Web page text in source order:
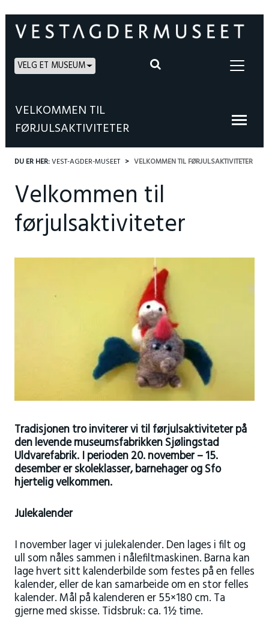
VELG ET MUSEUM
VELKOMMEN TIL
FØRJULSAKTIVITETER
DU ER HER:VEST-AGDER-MUSEET VELKOMMEN TIL FØRJULSAKTIVITETER
Velkommen til
førjulsaktiviteter
Tradisjonen tro inviterer vi til førjulsaktiviteter på
den levende museumsfabrikken Sjølingstad
Uldvarefabrik. I perioden 20. november – 15.
desember er skoleklasser, barnehager og Sfo
hjertelig velkommen.
Julekalender
I november lager vi julekalender. Den lages i filt og
ull som nåles sammen i nålefiltmaskinen. Barna kan
lage hvert sitt kalenderbilde som festes på en felles
kalender, eller de kan samarbeide om en stor felles
kalender. Mål på kalenderen er 55×180 cm. Ta
gjerne med skisse. Tidsbruk: ca. 1½ time.